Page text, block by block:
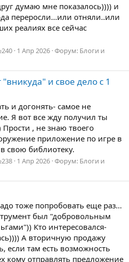
думаю мне показалось)))) и
переросли...или отняли..или
реалиях все сейчас
1 Апр 2026 Форум: Блоги и
"вникуда" и свое дело с 1
и догонять- самое не
Я вот все жду получил ты
, не знаю твоего
приложение по игре в
свою библиотеку.
1 Апр 2026 Форум: Блоги и
тоже попробовать еще раз...
был "добровольным
Кто интересовался-
А вторичную продажу
если там есть возможность
кому отправлять предложение